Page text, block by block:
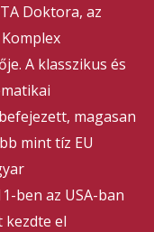
Doktora, az
A klasszikus és
magasan
mint tíz EU
ben az USA-ban
el